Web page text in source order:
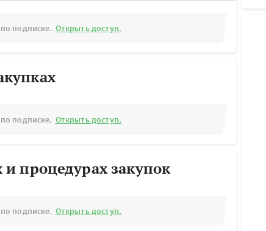
подписке. Открыть доступ.
подписке. Открыть доступ.
и процедурах закупок
подписке. Открыть доступ.